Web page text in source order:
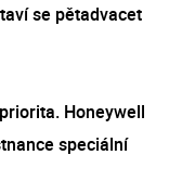
se pětadvacet
Honeywell
speciální